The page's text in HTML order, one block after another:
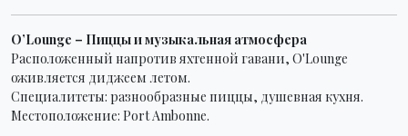
O’Lounge – Пиццы и музыкальная атмосфера
Расположенный напротив яхтенной гавани, O'Lounge
оживляется диджеем летом.
Специалитеты: разнообразные пиццы, душевная кухня.
Местоположение: Port Ambonne.